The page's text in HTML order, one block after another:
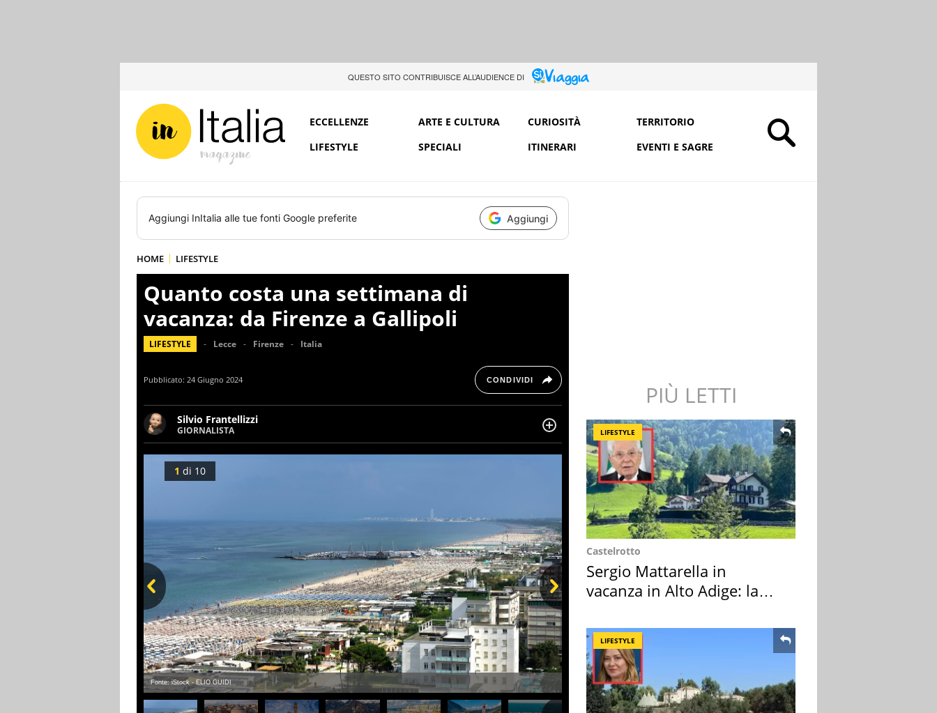
QUESTO SITO CONTRIBUISCE ALL’AUDIENCE DI
ECCELLENZE ARTE E CULTURA CURIOSITÀ
TERRITORIO
LIFESTYLE
SPECIALI ITINERARI EVENTI E SAGRE
Aggiungi InItalia alle tue fonti Google preferite Aggiungi
HOME LIFESTYLE
Quanto costa una settimana di
vacanza: da Firenze a Gallipoli
LIFESTYLE Lecce Firenze Italia
Pubblicato: 24 Giugno 2024 CONDIVIDI
Silvio Frantellizzi
GIORNALISTA
Giornalista pubblicista. Da oltre dieci anni si occupa di informazione sul web,
scrivendo di sport, attualità, cronaca, motori, spettacolo e videogame.
Fonte: iStock - ELIO GUIDI
Prev Next
1 di 10
PIÙ LETTI
LIFESTYLE
Castelrotto
Sergio Mattarella in
vacanza in Alto Adige: la
LIFESTYLE